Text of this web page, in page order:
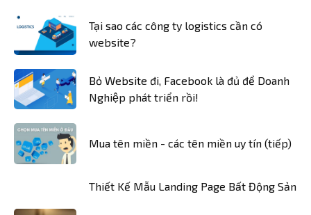
Tại sao các công ty logistics cần có
website?
Bỏ Website đi, Facebook là đủ để Doanh
Nghiệp phát triển rồi!
Mua tên miền - các tên miền uy tín (tiếp)
Thiết Kế Mẫu Landing Page Bất Động Sản